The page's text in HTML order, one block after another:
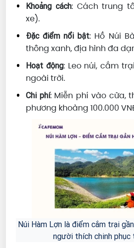
Khoảng cách: Cách trung
xe).
Đặc điểm nổi bật: Hồ Núi
thông xanh, địa hình đa
Hoạt động: Leo núi, cắm
ngoài trời.
Chi phí: Miễn phí vào cửa,
phương khoảng 100.000
Núi Hàm Lợn là điểm cắm trại
người thích chinh phục